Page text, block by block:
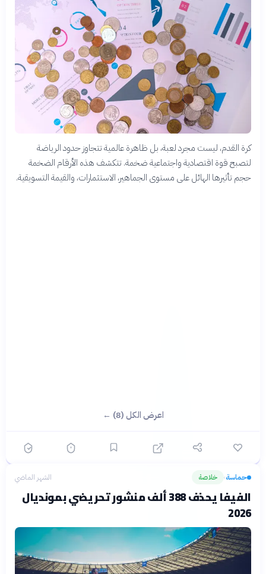
كرة القدم، ليست مجرد لعبة، بل ظاهرة عالمية تتجاوز حدود الرياضة
لتصبح قوة اقتصادية واجتماعية ضخمة. تتكشف هذه الأرقام الضخمة
حجم تأثيرها الهائل على مستوى الجماهير، الاستثمارات، والقيمة التسويقية.
اعرض الكل (8) ←
حماسة› خلاصة الشهر الماضي
الفيفا يحذف 388 ألف منشور تحريضي بمونديال
2026